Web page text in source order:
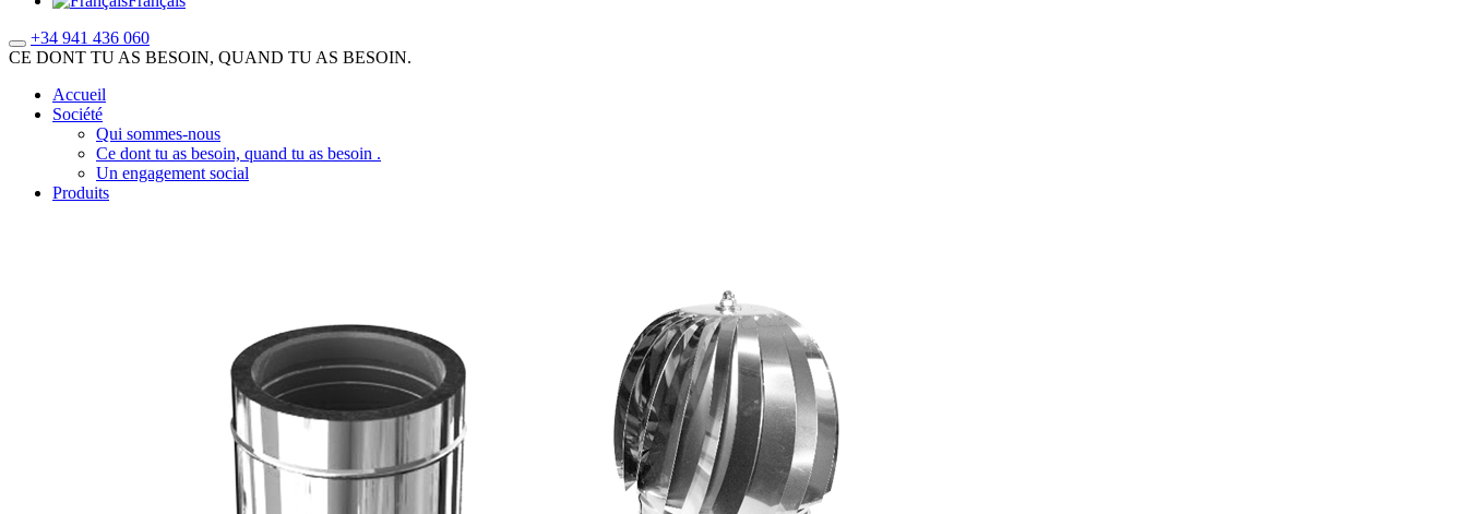
+34 941 436 060
CE DONT TU AS BESOIN, QUAND TU AS BESOIN.
Accueil
Société
Qui sommes-nous
Ce dont tu as besoin, quand tu as besoin .
Un engagement social
Produits